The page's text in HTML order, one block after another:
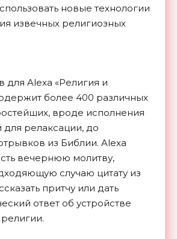
новые технологии
извечных религиозных
для Alexa «Религия и
более 400 различных
вроде исполнения
релаксации, до
из Библии. Alexa
вечернюю молитву,
случаю цитату из
притчу или дать
ответ об устройстве